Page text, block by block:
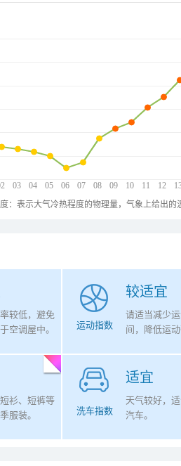
03 04 05 06 07 08 09 10 11 12
：表示大气冷热程度的物理量，气象上给出
较低，避免
空调屋中。
较适宜
运动指数
请适当减少
间，降低运
衫、短裤等
服装。
适宜
洗车指数
天气较好，
汽车。